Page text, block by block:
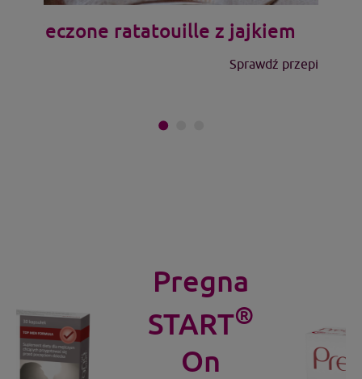
Pieczone ratatouille z jajkiem
Sprawdź przepis >
Pregna
START®
On